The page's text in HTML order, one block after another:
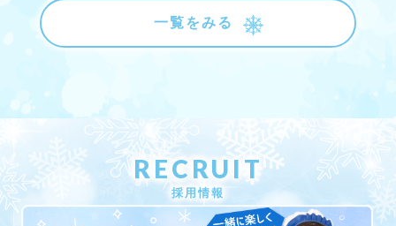
一覧をみる
RECRUIT
採用情報